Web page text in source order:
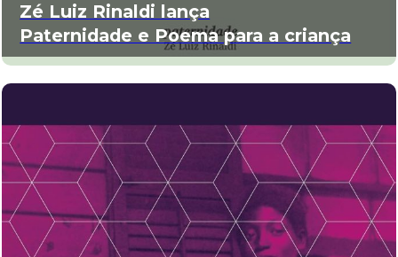
Zé Luiz Rinaldi lança
Paternidade e Poema para a criança